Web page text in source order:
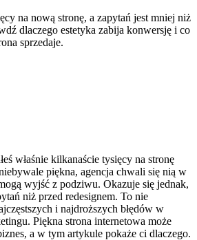
na nową stronę, a zapytań jest mniej niż
dlaczego estetyka zabija konwersję i co
sprzedaje.
właśnie kilkanaście tysięcy na stronę
piękna, agencja chwali się nią w
wyjść z podziwu. Okazuje się jednak,
niż przed redesignem. To nie
i najdroższych błędów w
Piękna strona internetowa może
a w tym artykule pokaże ci dlaczego.